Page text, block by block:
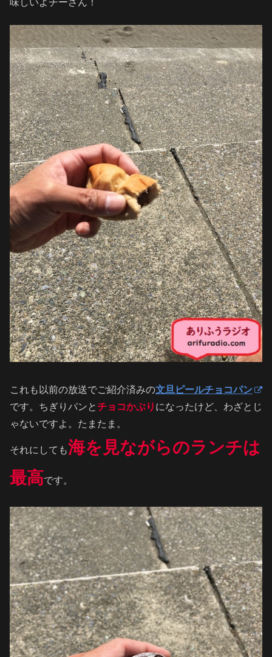
味しいよチーさん！
これも以前の放送でご紹介済みの文旦ピールチョコパン
です。ちぎりパンとチョコかぶり になったけど、わざとじ
ゃないですよ。たまたま。
それにしても海を見ながらのランチは
最高です。